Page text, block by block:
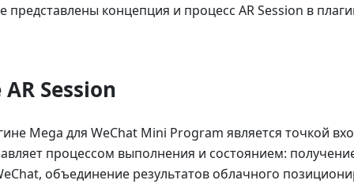
представлены концепция и процесс AR Session в
Session
Mega для WeChat Mini Program является точкой
процессом выполнения и состоянием:
объединение результатов облачного